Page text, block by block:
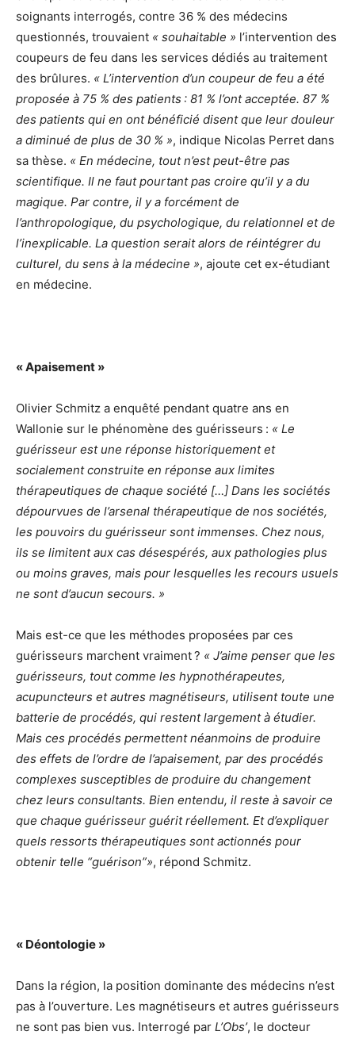
soignants interrogés, contre 36 % des médecins
questionnés, trouvaient « souhaitable » l’intervention des
coupeurs de feu dans les services dédiés au traitement
des brûlures. « L’intervention d’un coupeur de feu a été
proposée à 75 % des patients : 81 % l’ont acceptée. 87 %
des patients qui en ont bénéficié disent que leur douleur
a diminué de plus de 30 % », indique Nicolas Perret dans
sa thèse. « En médecine, tout n’est peut-être pas
scientifique. Il ne faut pourtant pas croire qu’il y a du
magique. Par contre, il y a forcément de
l’anthropologique, du psychologique, du relationnel et de
l’inexplicable. La question serait alors de réintégrer du
culturel, du sens à la médecine », ajoute cet ex-étudiant
en médecine.
« Apaisement »
Olivier Schmitz a enquêté pendant quatre ans en
Wallonie sur le phénomène des guérisseurs : « Le
guérisseur est une réponse historiquement et
socialement construite en réponse aux limites
thérapeutiques de chaque société […] Dans les sociétés
dépourvues de l’arsenal thérapeutique de nos sociétés,
les pouvoirs du guérisseur sont immenses. Chez nous,
ils se limitent aux cas désespérés, aux pathologies plus
ou moins graves, mais pour lesquelles les recours usuels
ne sont d’aucun secours. »
Mais est-ce que les méthodes proposées par ces
guérisseurs marchent vraiment ? « J’aime penser que les
guérisseurs, tout comme les hypnothérapeutes,
acupuncteurs et autres magnétiseurs, utilisent toute une
batterie de procédés, qui restent largement à étudier.
Mais ces procédés permettent néanmoins de produire
des effets de l’ordre de l’apaisement, par des procédés
complexes susceptibles de produire du changement
chez leurs consultants. Bien entendu, il reste à savoir ce
que chaque guérisseur guérit réellement. Et d’expliquer
quels ressorts thérapeutiques sont actionnés pour
obtenir telle “guérison”», répond Schmitz.
« Déontologie »
Dans la région, la position dominante des médecins n’est
pas à l’ouverture. Les magnétiseurs et autres guérisseurs
ne sont pas bien vus. Interrogé par L’Obs’, le docteur